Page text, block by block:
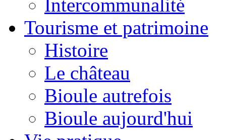
Intercommunalité
Tourisme et patrimoine
Histoire
Le château
Bioule autrefois
Bioule aujourd'hui